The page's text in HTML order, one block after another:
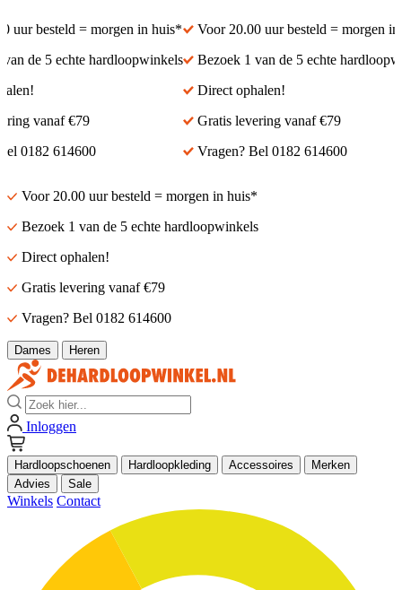
besteld = morgen in huis*
de 5 echte hardloopwinkels
vanaf €79
0182 614600
Voor 20.00 uur besteld = morgen in
Bezoek 1 van de 5 echte
Direct ophalen!
Gratis levering vanaf €79
Vragen? Bel 0182 614600
Voor 20.00 uur besteld = morgen in huis*
Bezoek 1 van de 5 echte hardloopwinkels
Direct ophalen!
Gratis levering vanaf €79
Vragen? Bel 0182 614600
Dames Heren
Zoek
Inloggen
Hardloopschoenen Hardloopkleding Accessoires
Merken
Advies
Sale
Winkels Contact